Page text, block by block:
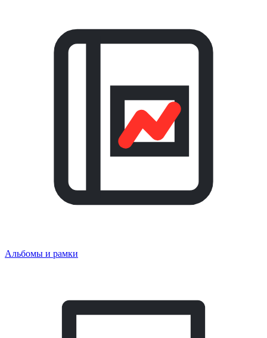
Альбомы и рамки